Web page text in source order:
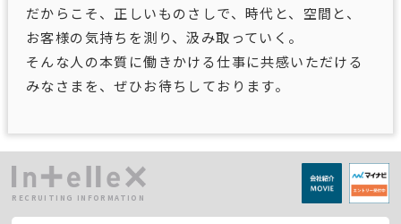
だからこそ、正しいものさしで、時代と、空間と、
お客様の気持ちを測り、汲み取っていく。
そんな人の本質に働きかける仕事に共感いただける
みなさまを、ぜひお待ちしております。
RECRUITING INFORMATION